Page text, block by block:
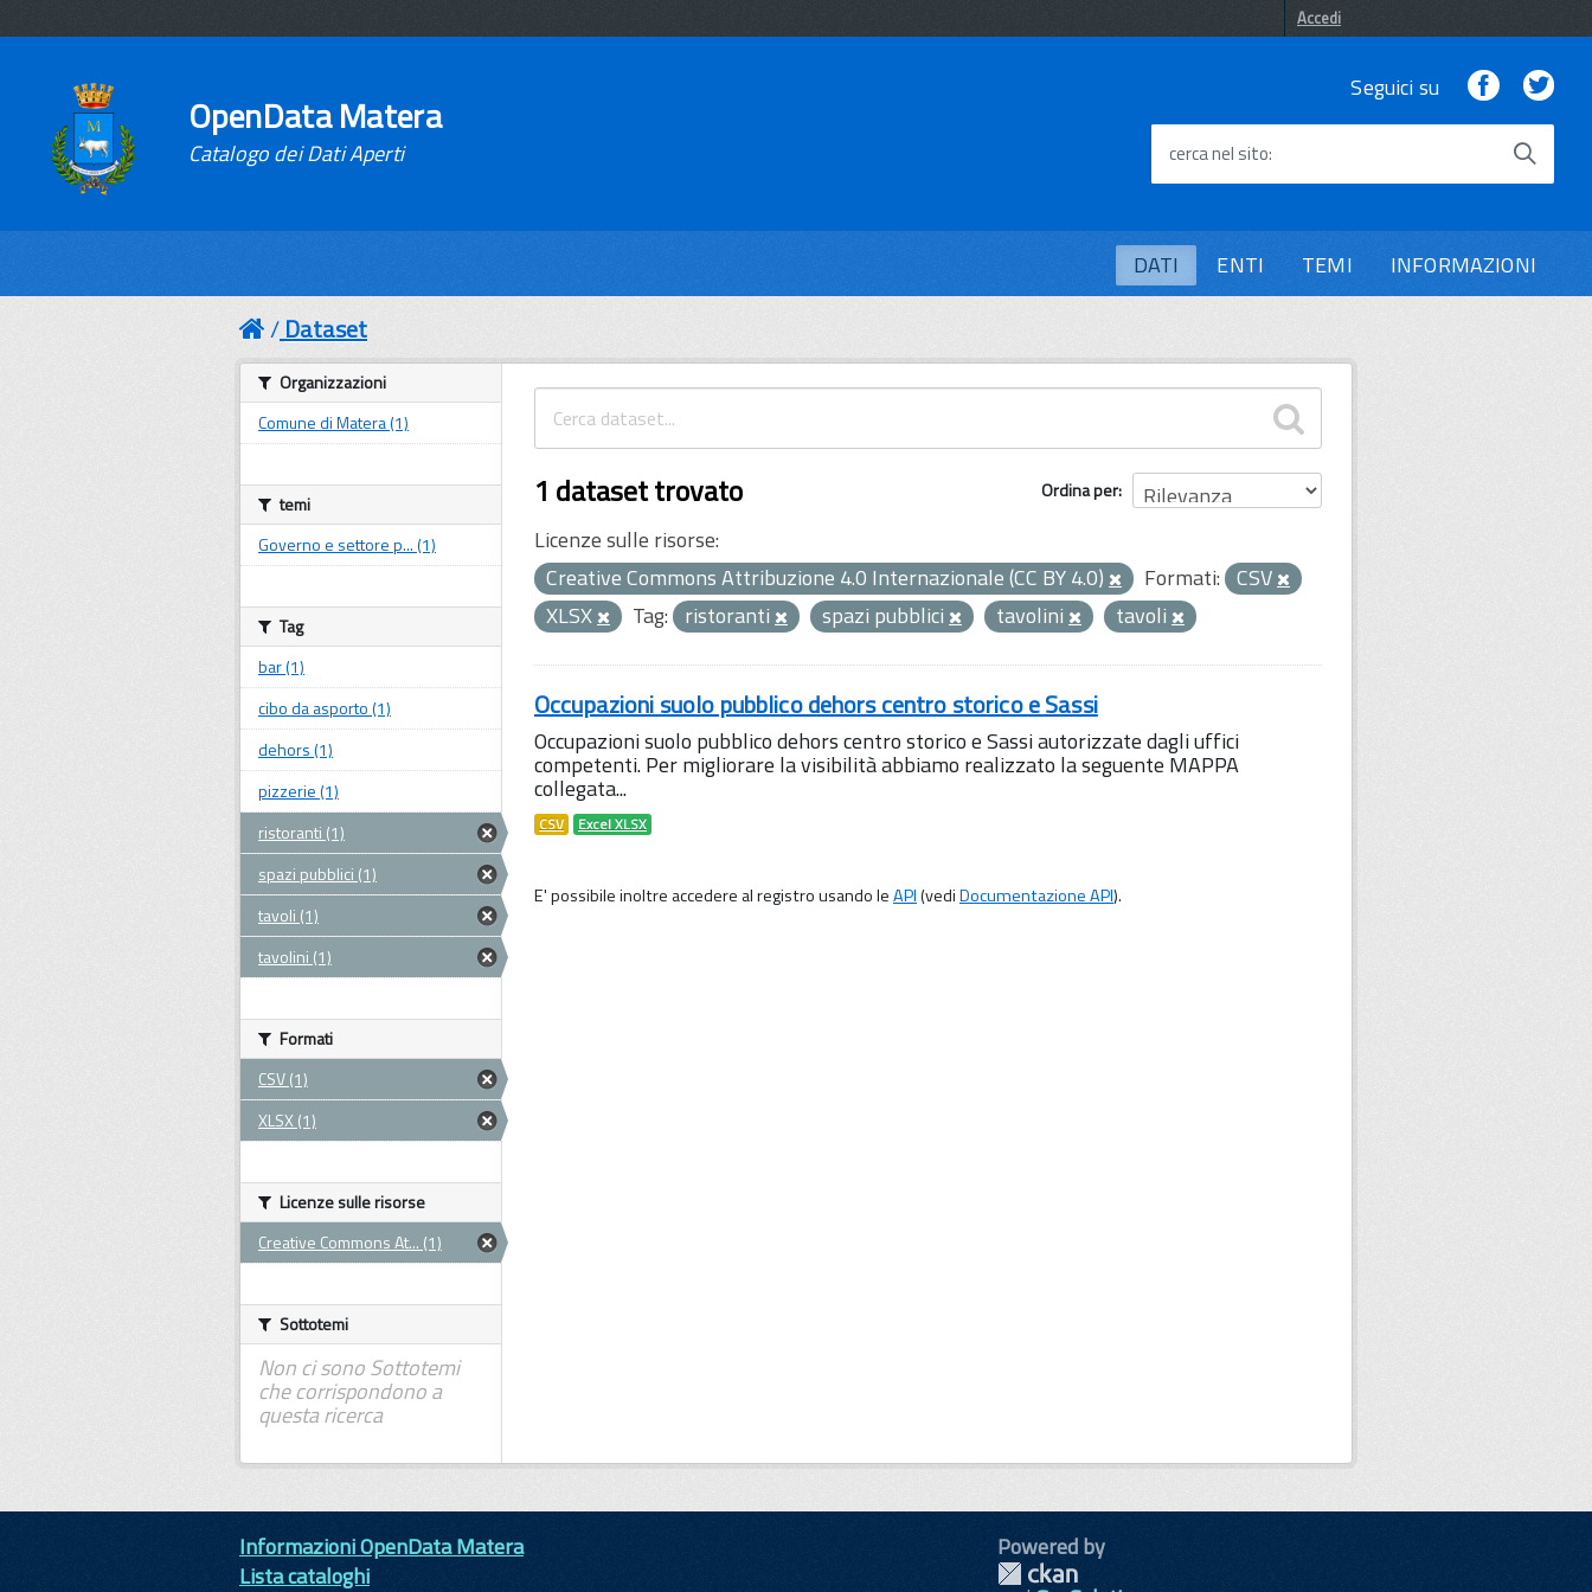
Accedi
OpenData Matera
Catalogo dei Dati Aperti
Seguici su Facebook
cerca nel sito
DATI ENTI TEMI INFORMAZIONI
Dataset
Ordina per
1 dataset trovato
Licenze sulle risorse:
Creative Commons Attribuzione 4.0 Internazionale (CC BY 4.0)
Formati: CSV
XLSX
Tag: ristoranti spazi pubblici tavolini tavoli
Occupazioni suolo pubblico dehors centro storico e Sassi
Occupazioni suolo pubblico dehors centro storico e Sassi autorizzate dagli uffici
competenti. Per migliorare la visibilità abbiamo realizzato la seguente MAPPA
collegata...
CSV Excel XLSX
E' possibile inoltre accedere al registro usando leAPI(vediDocumentazione API).
Organizzazioni
Comune di Matera (1)
temi
Governo e settore p... (1)
Tag
bar (1)
cibo da asporto (1)
dehors (1)
pizzerie (1)
ristoranti (1)
spazi pubblici (1)
tavoli (1)
tavolini (1)
Formati
CSV (1)
XLSX (1)
Licenze sulle risorse
Creative Commons At... (1)
Sottotemi
Non ci sono Sottotemi
che corrispondono a
questa ricerca
Informazioni OpenData Matera
Lista cataloghi
Powered by